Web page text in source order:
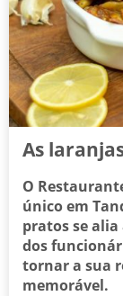
As
O
único em
pratos se
dos
tornar a sua
memorável.